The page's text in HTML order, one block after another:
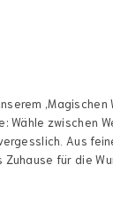
Wähle zwischen
Aus
für die